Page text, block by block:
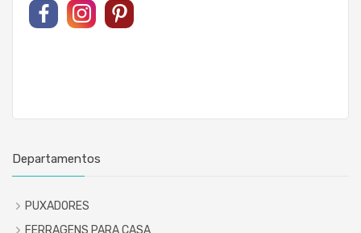
Departamentos
PUXADORES
FERRAGENS PARA CASA